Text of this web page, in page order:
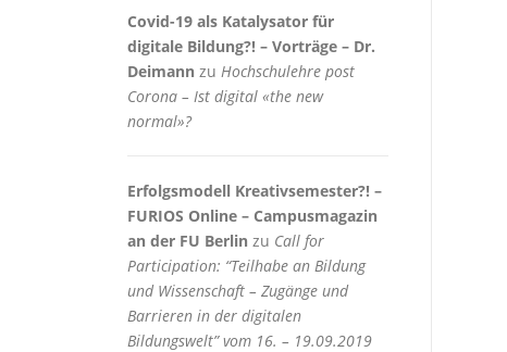
Covid-19 als Katalysator für
digitale Bildung?! – Vorträge – Dr.
Deimann zu Hochschulehre post
Corona – Ist digital «the new
normal»?
Erfolgsmodell Kreativsemester?! –
FURIOS Online – Campusmagazin
an der FU Berlin zu Call for
Participation: “Teilhabe an Bildung
und Wissenschaft – Zugänge und
Barrieren in der digitalen
Bildungswelt” vom 16. – 19.09.2019